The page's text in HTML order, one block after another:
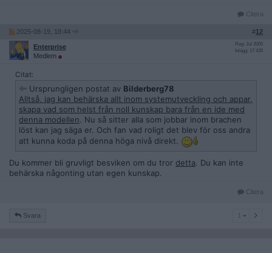
Citera
2025-08-19, 18:44 #12
Enterprise
Medlem
Reg: Jul 2005
Inlägg: 17 435
Citat:
Ursprungligen postat av Bilderberg78
Alltså, jag kan behärska allt inom systemutveckling och appar,
skapa vad som helst från noll kunskap bara från en ide med
denna modellen . Nu så sitter alla som jobbar inom brachen
löst kan jag säga er. Och fan vad roligt det blev för oss andra
att kunna koda på denna höga nivå direkt.
Du kommer bli gruvligt besviken om du tror detta. Du kan inte
behärska någonting utan egen kunskap.
Citera
Svara